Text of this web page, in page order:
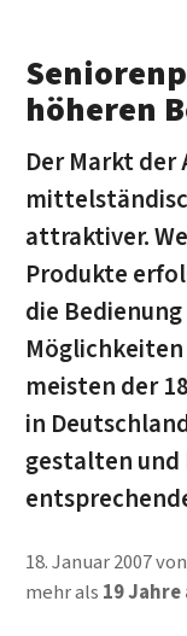
höheren
Der Markt
attraktiver.
Produkte
die
Möglichkeiten
meisten der
in
gestalten und
18. Januar 2007von
mehr als 19